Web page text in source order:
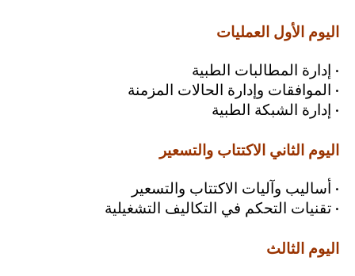
اليوم الأول العمليات
• إدارة المطالبات الطبية
• الموافقات وإدارة الحالات المزمنة
• إدارة الشبكة الطبية
اليوم الثاني الاكتتاب والتسعير
• أساليب وآليات الاكتتاب والتسعير
• تقنيات التحكم في التكاليف التشغيلية
اليوم الثالث